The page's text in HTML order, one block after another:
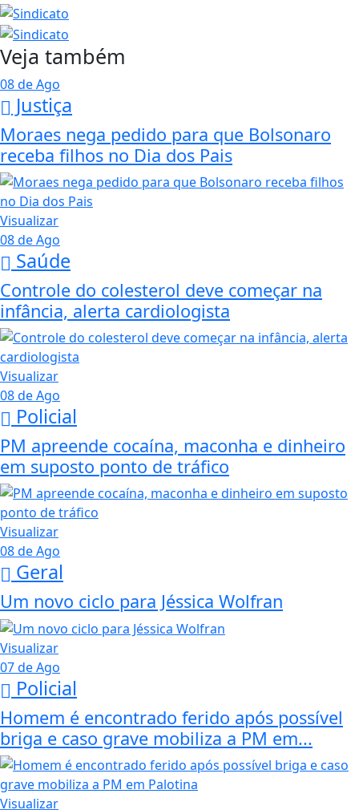
Veja também
08 de Ago
Justiça
Moraes nega pedido para que Bolsonaro
receba filhos no Dia dos Pais
Visualizar
08 de Ago
Saúde
Controle do colesterol deve começar na
infância, alerta cardiologista
Visualizar
08 de Ago
Policial
PM apreende cocaína, maconha e dinheiro
em suposto ponto de tráfico
Visualizar
08 de Ago
Geral
Um novo ciclo para Jéssica Wolfran
Visualizar
07 de Ago
Policial
Homem é encontrado ferido após possível
briga e caso grave mobiliza a PM em...
Visualizar